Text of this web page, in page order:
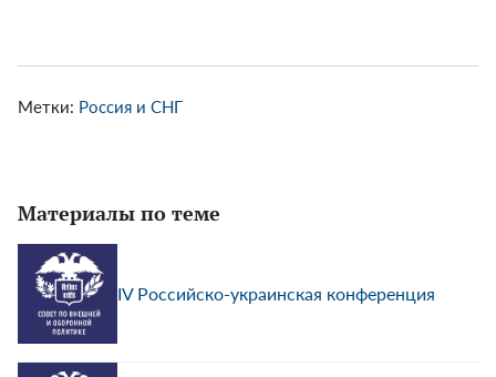
Метки: Россия и СНГ
Материалы по теме
IV Российско-украинская конференция